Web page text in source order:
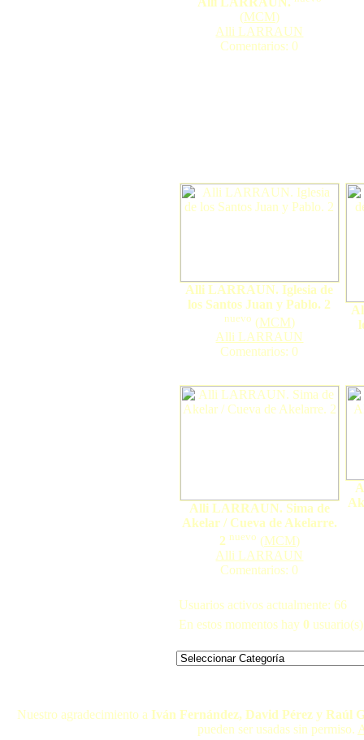
(MCM)
Alli LARRAUN
Comentarios: 0
Alli LARRAUN. Iglesia de
los Santos Juan y Pablo. 2
nuevo (MCM)
Alli LARRAUN
Comentarios: 0
Alli LARRAUN. Sima de
Akelar / Cueva de Akelarre.
2 nuevo (MCM)
Alli LARRAUN
Comentarios: 0
Usuarios activos actualmente: 66
En estos momentos hay 0
Nuestro agradecimiento a Iván Fernández, David Pérez y Raúl
pueden ser usadas sin permiso.